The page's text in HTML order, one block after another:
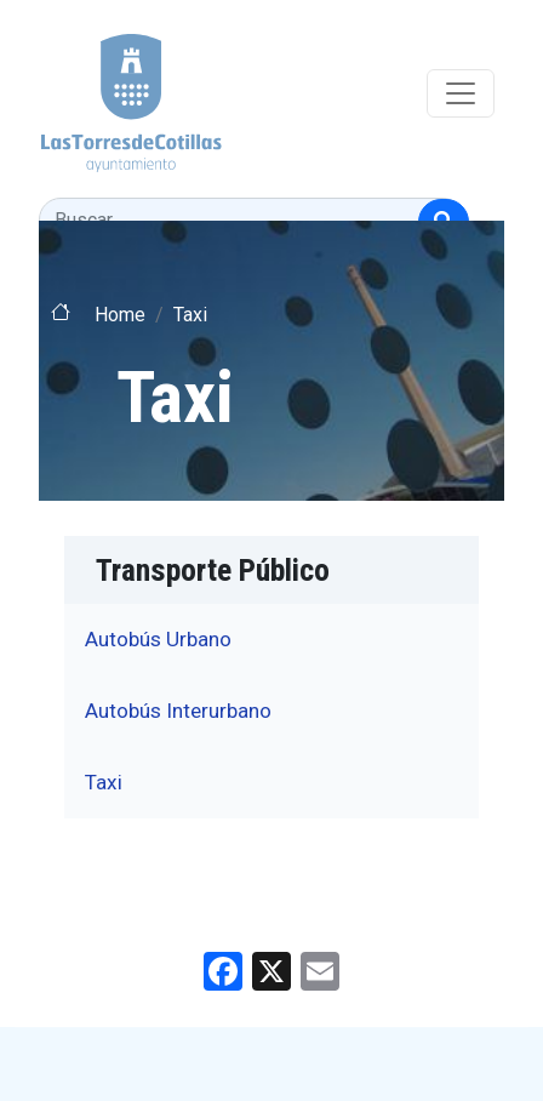
Buscar
Home Taxi
Taxi
Transporte Público
Autobús Urbano
Autobús Interurbano
Taxi
Facebook
X